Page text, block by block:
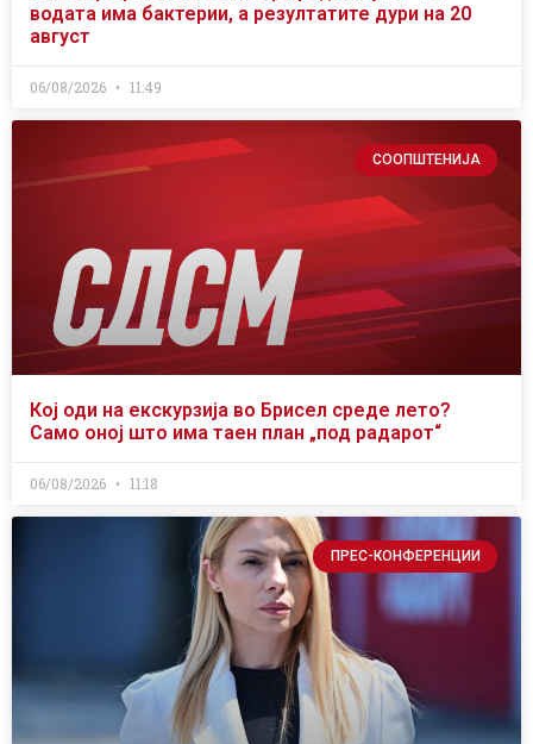
водата има бактерии, а резултатите дури на 20
август
06/08/2026 11:49
СООПШТЕНИЈА
Кој оди на екскурзија во Брисел среде лето?
Само оној што има таен план „под радарот“
06/08/2026 11:18
ПРЕС-КОНФЕРЕНЦИИ